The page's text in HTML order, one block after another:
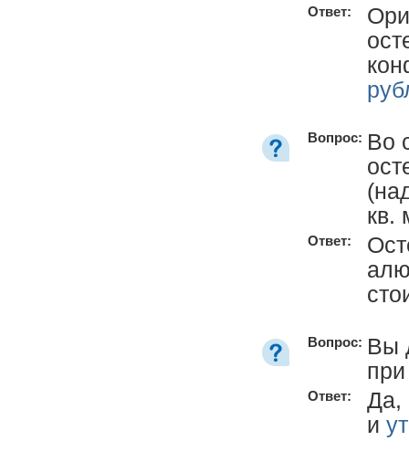
Ответ:
Вопрос: Во
кв.
Ответ:
Вопрос: Вы
Ответ:
Да,
и